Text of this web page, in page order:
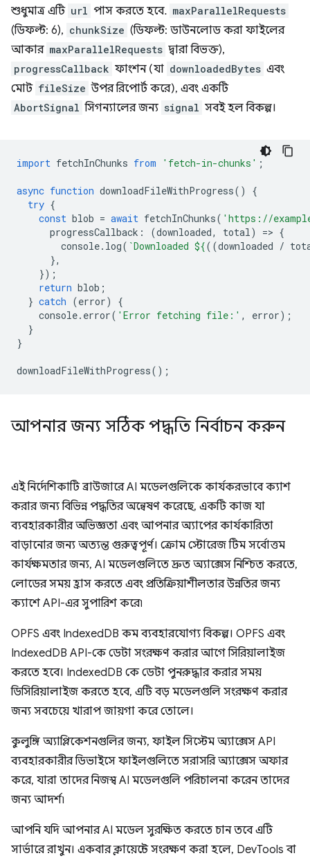
শুধুমাত্র এটি url পাস করতে হবে. maxParallelRequests
(ডিফল্ট: 6), chunkSize (ডিফল্ট: ডাউনলোড করা ফাইলের
আকার maxParallelRequests দ্বারা বিভক্ত),
progressCallback ফাংশন (যা downloadedBytes এবং
মোট fileSize উপর রিপোর্ট করে), এবং একটি
AbortSignal সিগন্যালের জন্য signal সবই হল বিকল্প।
import fetchInChunks from 'fetch-in-chunks' ;
async function downloadFileWithProgress()
{
try {
const blob = await fetchInChunks( 'https://
progressCallback : (downloaded, total) => {
console. log( `Downloaded ${((downloaded /
},
});
return blob ;
} catch (error)
{
console. error( 'Error fetching file:' , error);
}
}
downloadFileWithProgress();
আপনার জন্য সঠিক পদ্ধতি নির্বাচন করুন
এই নির্দেশিকাটি ব্রাউজারে AI মডেলগুলিকে কার্যকরভাবে ক্যাশ
করার জন্য বিভিন্ন পদ্ধতির অন্বেষণ করেছে, একটি কাজ যা
ব্যবহারকারীর অভিজ্ঞতা এবং আপনার অ্যাপের কার্যকারিতা
বাড়ানোর জন্য অত্যন্ত গুরুত্বপূর্ণ। ক্রোম স্টোরেজ টিম সর্বোত্তম
কার্যক্ষমতার জন্য, AI মডেলগুলিতে দ্রুত অ্যাক্সেস নিশ্চিত করতে,
লোডের সময় হ্রাস করতে এবং প্রতিক্রিয়াশীলতার উন্নতির জন্য
ক্যাশে API-এর সুপারিশ করে৷
OPFS এবং IndexedDB কম ব্যবহারযোগ্য বিকল্প। OPFS এবং
IndexedDB API-কে ডেটা সংরক্ষণ করার আগে সিরিয়ালাইজ
করতে হবে। IndexedDB কে ডেটা পুনরুদ্ধার করার সময়
ডিসিরিয়ালাইজ করতে হবে, এটি বড় মডেলগুলি সংরক্ষণ করার
জন্য সবচেয়ে খারাপ জায়গা করে তোলে।
কুলুঙ্গি অ্যাপ্লিকেশনগুলির জন্য, ফাইল সিস্টেম অ্যাক্সেস API
ব্যবহারকারীর ডিভাইসে ফাইলগুলিতে সরাসরি অ্যাক্সেস অফার
করে, যারা তাদের নিজস্ব AI মডেলগুলি পরিচালনা করেন তাদের
জন্য আদর্শ৷
আপনি যদি আপনার AI মডেল সুরক্ষিত করতে চান তবে এটি
সার্ভারে রাখুন। একবার ক্লায়েন্টে সংরক্ষণ করা হলে, DevTools বা